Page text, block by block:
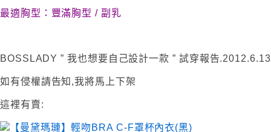
最適胸型：豐滿胸型 / 副乳
BOSSLADY ” 我也想要自己設計一款 ” 試穿報告.2012.6.13
如有侵權請告知,我將馬上下架
這裡有賣: